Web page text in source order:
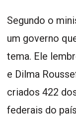
Segundo o
um governo
tema. Ele
e Dilma
criados 422
federais do